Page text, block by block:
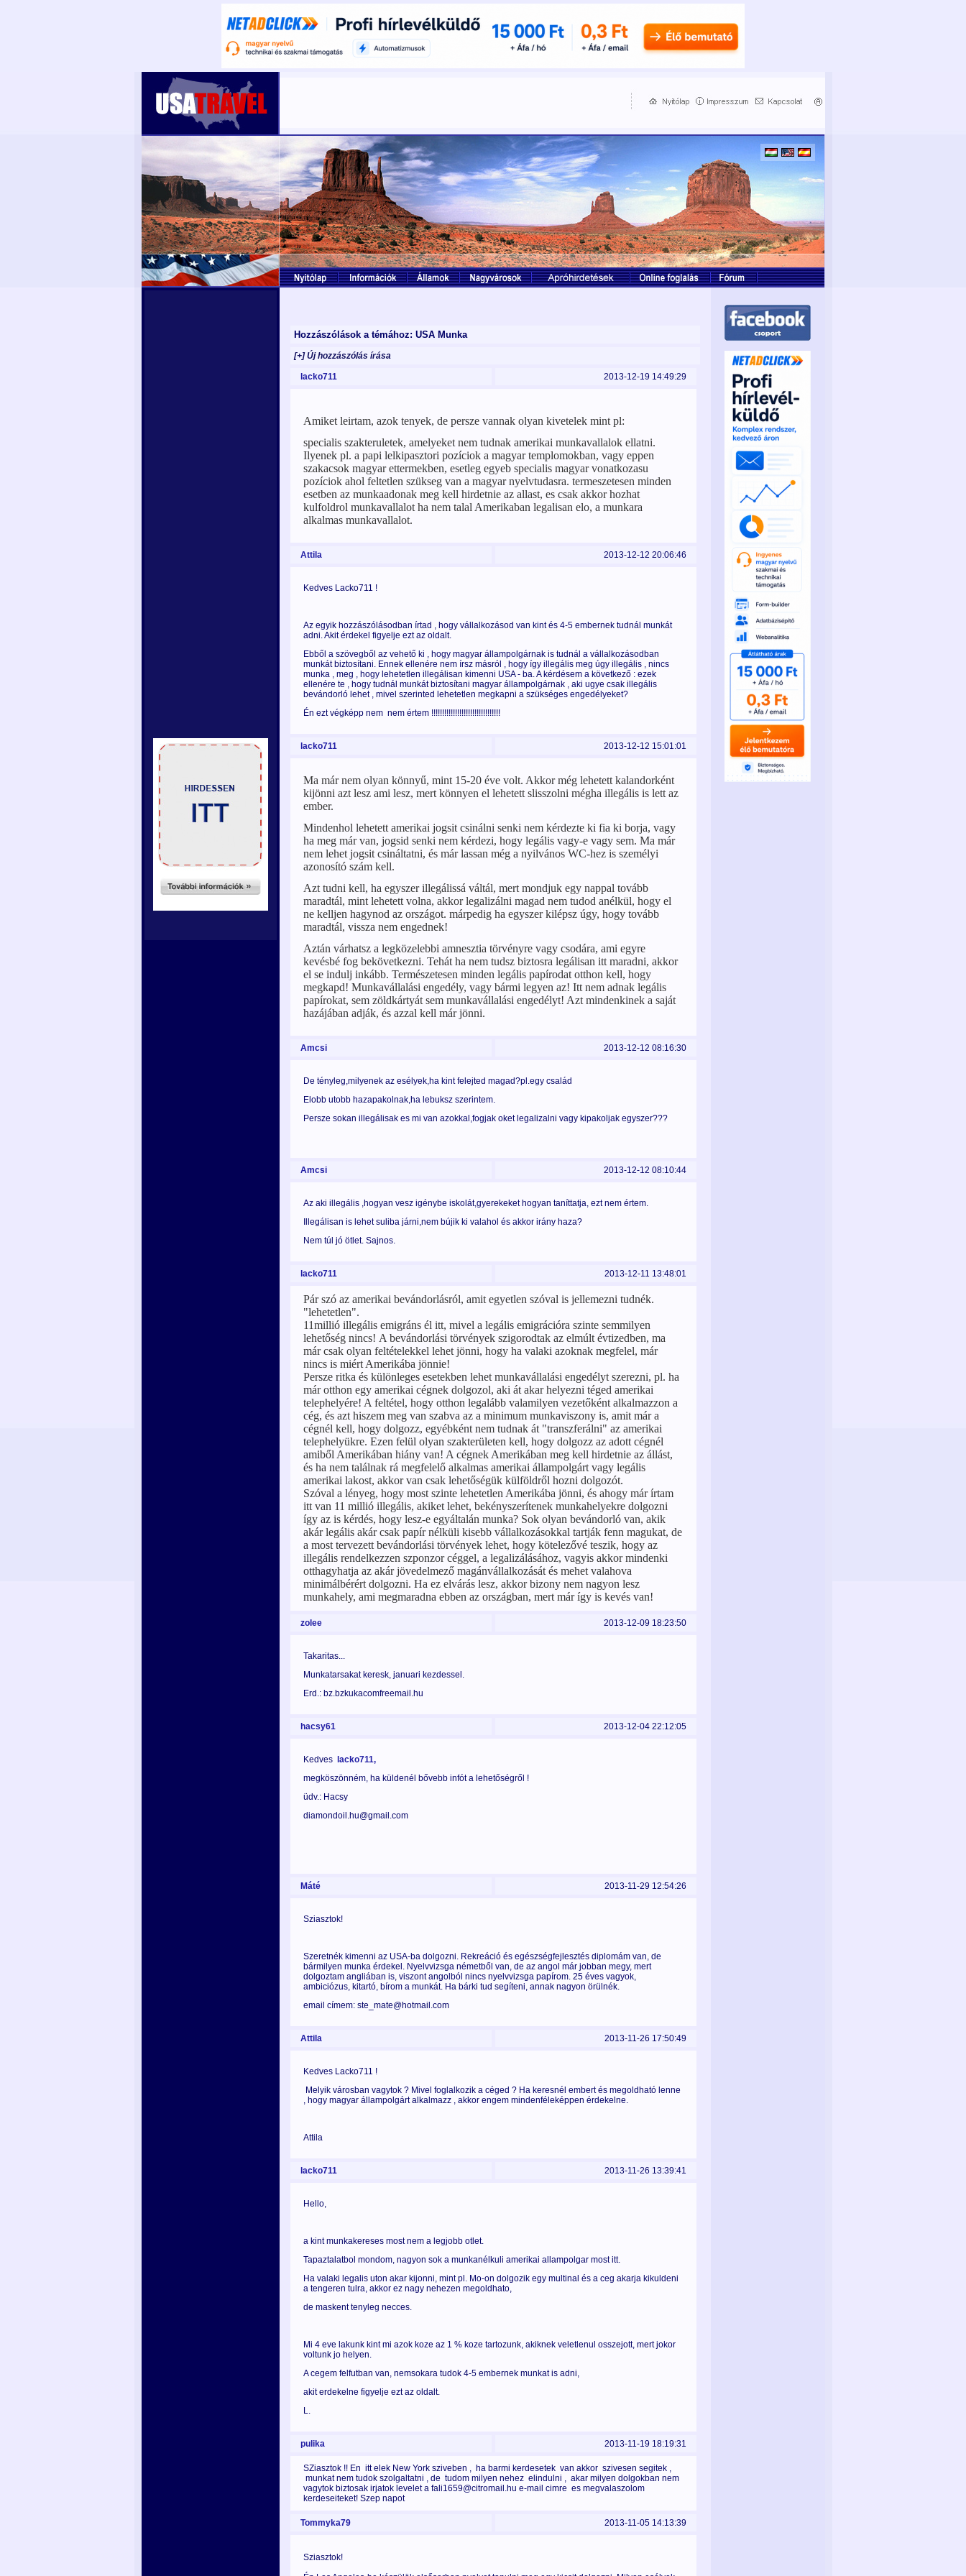
Hozzászólások a témához: USA Munka
[+] Új hozzászólás írása
lacko711 2013-12-19 14:49:29
Amiket leirtam, azok tenyek, de persze vannak olyan kivetelek mint pl:
specialis szakteruletek, amelyeket nem tudnak amerikai munkavallalok ellatni.
Ilyenek pl. a papi lelkipasztori pozíciok a magyar templomokban, vagy eppen
szakacsok magyar ettermekben, esetleg egyeb specialis magyar vonatkozasu
pozíciok ahol feltetlen szükseg van a magyar nyelvtudasra. termeszetesen minden
esetben az munkaadonak meg kell hirdetnie az allast, es csak akkor hozhat
kulfoldrol munkavallalot ha nem talal Amerikaban legalisan elo, a munkara
alkalmas munkavallalot.
Attila 2013-12-12 20:06:46
Kedves Lacko711 !
Az egyik hozzászólásodban írtad , hogy vállalkozásod van kint és 4-5 embernek tudnál munkát
adni. Akit érdekel figyelje ezt az oldalt.
Ebből a szövegből az vehető ki , hogy magyar állampolgárnak is tudnál a vállalkozásodban
munkát biztosítani. Ennek ellenére nem írsz másról , hogy így illegális meg úgy illegális , nincs
munka , meg , hogy lehetetlen illegálisan kimenni USA - ba. A kérdésem a következő : ezek
ellenére te , hogy tudnál munkát biztosítani magyar állampolgárnak , aki ugye csak illegális
bevándorló lehet , mivel szerinted lehetetlen megkapni a szükséges engedélyeket?
Én ezt végképp nem nem értem !!!!!!!!!!!!!!!!!!!!!!!!!!!!!!!!
lacko711 2013-12-12 15:01:01
Ma már nem olyan könnyű, mint 15-20 éve volt. Akkor még lehetett kalandorként
kijönni azt lesz ami lesz, mert könnyen el lehetett slisszolni mégha illegális is lett az
ember.
Mindenhol lehetett amerikai jogsit csinálni senki nem kérdezte ki fia ki borja, vagy
ha meg már van, jogsid senki nem kérdezi, hogy legális vagy-e vagy sem. Ma már
nem lehet jogsit csináltatni, és már lassan még a nyilvános WC-hez is személyi
azonosító szám kell.
Azt tudni kell, ha egyszer illegálissá váltál, mert mondjuk egy nappal tovább
maradtál, mint lehetett volna, akkor legalizálni magad nem tudod anélkül, hogy el
ne kelljen hagynod az országot. márpedig ha egyszer kilépsz úgy, hogy tovább
maradtál, vissza nem engednek!
Aztán várhatsz a legközelebbi amnesztia törvényre vagy csodára, ami egyre
kevésbé fog bekövetkezni. Tehát ha nem tudsz biztosra legálisan itt maradni, akkor
el se indulj inkább. Természetesen minden legális papírodat otthon kell, hogy
megkapd! Munkavállalási engedély, vagy bármi legyen az! Itt nem adnak legális
papírokat, sem zöldkártyát sem munkavállalási engedélyt! Azt mindenkinek a saját
hazájában adják, és azzal kell már jönni.
Amcsi 2013-12-12 08:16:30
De tényleg,milyenek az esélyek,ha kint felejted magad?pl.egy család
Elobb utobb hazapakolnak,ha lebuksz szerintem.
Persze sokan illegálisak es mi van azokkal,fogjak oket legalizalni vagy kipakoljak egyszer???
Amcsi 2013-12-12 08:10:44
Az aki illegális ,hogyan vesz igénybe iskolát,gyerekeket hogyan taníttatja, ezt nem értem.
Illegálisan is lehet suliba járni,nem bújik ki valahol és akkor irány haza?
Nem túl jó ötlet. Sajnos.
lacko711 2013-12-11 13:48:01
Pár szó az amerikai bevándorlásról, amit egyetlen szóval is jellemezni tudnék.
"lehetetlen".
11millió illegális emigráns él itt, mivel a legális emigrációra szinte semmilyen
lehetőség nincs! A bevándorlási törvények szigorodtak az elmúlt évtizedben, ma
már csak olyan feltételekkel lehet jönni, hogy ha valaki azoknak megfelel, már
nincs is miért Amerikába jönnie!
Persze ritka és különleges esetekben lehet munkavállalási engedélyt szerezni, pl. ha
már otthon egy amerikai cégnek dolgozol, aki át akar helyezni téged amerikai
telephelyére! A feltétel, hogy otthon legalább valamilyen vezetőként alkalmazzon a
cég, és azt hiszem meg van szabva az a minimum munkaviszony is, amit már a
cégnél kell, hogy dolgozz, egyébként nem tudnak át "transzferálni" az amerikai
telephelyükre. Ezen felül olyan szakterületen kell, hogy dolgozz az adott cégnél
amiből Amerikában hiány van! A cégnek Amerikában meg kell hirdetnie az állást,
és ha nem találnak rá megfelelő alkalmas amerikai állampolgárt vagy legális
amerikai lakost, akkor van csak lehetőségük külföldről hozni dolgozót.
Szóval a lényeg, hogy most szinte lehetetlen Amerikába jönni, és ahogy már írtam
itt van 11 millió illegális, akiket lehet, bekényszerítenek munkahelyekre dolgozni
így az is kérdés, hogy lesz-e egyáltalán munka? Sok olyan bevándorló van, akik
akár legális akár csak papír nélküli kisebb vállalkozásokkal tartják fenn magukat, de
a most tervezett bevándorlási törvények lehet, hogy kötelezővé teszik, hogy az
illegális rendelkezzen szponzor céggel, a legalizálásához, vagyis akkor mindenki
otthagyhatja az akár jövedelmező magánvállalkozását és mehet valahova
minimálbérért dolgozni. Ha ez elvárás lesz, akkor bizony nem nagyon lesz
munkahely, ami megmaradna ebben az országban, mert már így is kevés van!
zolee 2013-12-09 18:23:50
Takaritas...
Munkatarsakat keresk, januari kezdessel.
Erd.: bz.bzkukacomfreemail.hu
hacsy61 2013-12-04 22:12:05
Kedves
lacko711,
megköszönném, ha küldenél bővebb infót a lehetőségről !
üdv.: Hacsy
diamondoil.hu@gmail.com
Máté 2013-11-29 12:54:26
Sziasztok!
Szeretnék kimenni az USA-ba dolgozni. Rekreáció és egészségfejlesztés diplomám van, de
bármilyen munka érdekel. Nyelvvizsga németből van, de az angol már jobban megy, mert
dolgoztam angliában is, viszont angolból nincs nyelvvizsga papírom. 25 éves vagyok,
ambiciózus, kitartó, bírom a munkát. Ha bárki tud segíteni, annak nagyon örülnék.
email címem: ste_mate@hotmail.com
Attila 2013-11-26 17:50:49
Kedves Lacko711 !
Melyik városban vagytok ? Mivel foglalkozik a céged ? Ha keresnél embert és megoldható lenne
, hogy magyar állampolgárt alkalmazz , akkor engem mindenféleképpen érdekelne.
Attila
lacko711 2013-11-26 13:39:41
Hello,
a kint munkakereses most nem a legjobb otlet.
Tapaztalatbol mondom, nagyon sok a munkanélkuli amerikai allampolgar most itt.
Ha valaki legalis uton akar kijonni, mint pl. Mo-on dolgozik egy multinal és a ceg akarja kikuldeni
a tengeren tulra, akkor ez nagy nehezen megoldhato,
de maskent tenyleg necces.
Mi 4 eve lakunk kint mi azok koze az 1 % koze tartozunk, akiknek veletlenul osszejott, mert jokor
voltunk jo helyen.
A cegem felfutban van, nemsokara tudok 4-5 embernek munkat is adni,
akit erdekelne figyelje ezt az oldalt.
L.
pulika 2013-11-19 18:19:31
SZiasztok !! En itt elek New York sziveben , ha barmi kerdesetek van akkor szivesen segitek ,
munkat nem tudok szolgaltatni , de tudom milyen nehez elindulni , akar milyen dolgokban nem
vagytok biztosak irjatok levelet a fali1659@citromail.hu e-mail cimre es megvalaszolom
kerdeseiteket! Szep napot
Tommyka79 2013-11-05 14:13:39
Sziasztok!